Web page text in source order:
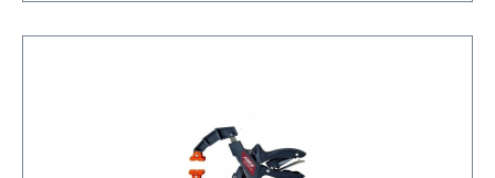
DatenGewicht: 8 kgLastenstange P3: Höhe